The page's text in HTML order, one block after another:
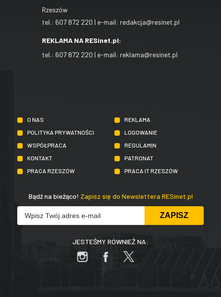
Rzeszów
tel.: 607 872 220 | e-mail: redakcja@resinet.pl
REKLAMA NA RESinet.pl:
tel.: 607 872 220 | e-mail: reklama@resinet.pl
O NAS
REKLAMA
POLITYKA PRYWATNOŚCI
LOGOWANIE
WSPÓŁPRACA
REGULAMIN
KONTAKT
PATRONAT
PRACA RZESZÓW
PRACA IT RZESZÓW
Bądź na bieżąco! Zapisz się do Newslettera RESinet.pl
JESTEŚMY RÓWNIEŻ NA: